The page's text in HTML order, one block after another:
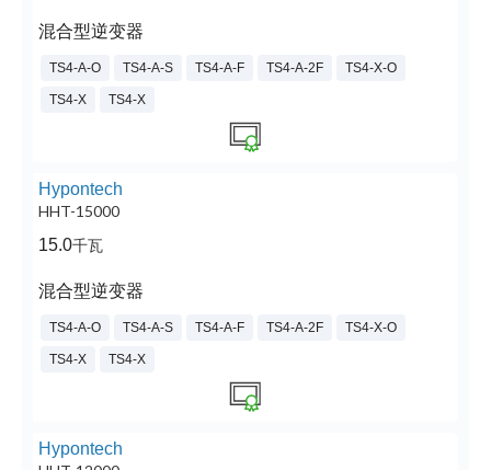
混合型逆变器
TS4-A-O TS4-A-S TS4-A-F TS4-A-2F TS4-X-O
TS4-X TS4-X
Hypontech
HHT-15000
15.0千瓦
混合型逆变器
TS4-A-O TS4-A-S TS4-A-F TS4-A-2F TS4-X-O
TS4-X TS4-X
Hypontech